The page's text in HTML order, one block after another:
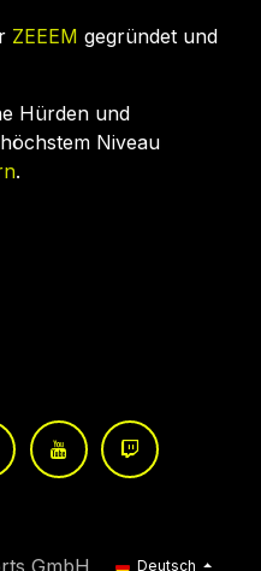
ZEEEM gegründet und
Hürden und
Niveau
.
GmbH Deutsch